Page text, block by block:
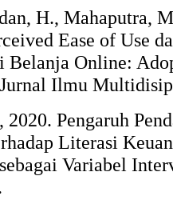
H., Mahaputra,
Ease of Use
Belanja Online:
Ilmu
Pengaruh
Literasi
Variabel